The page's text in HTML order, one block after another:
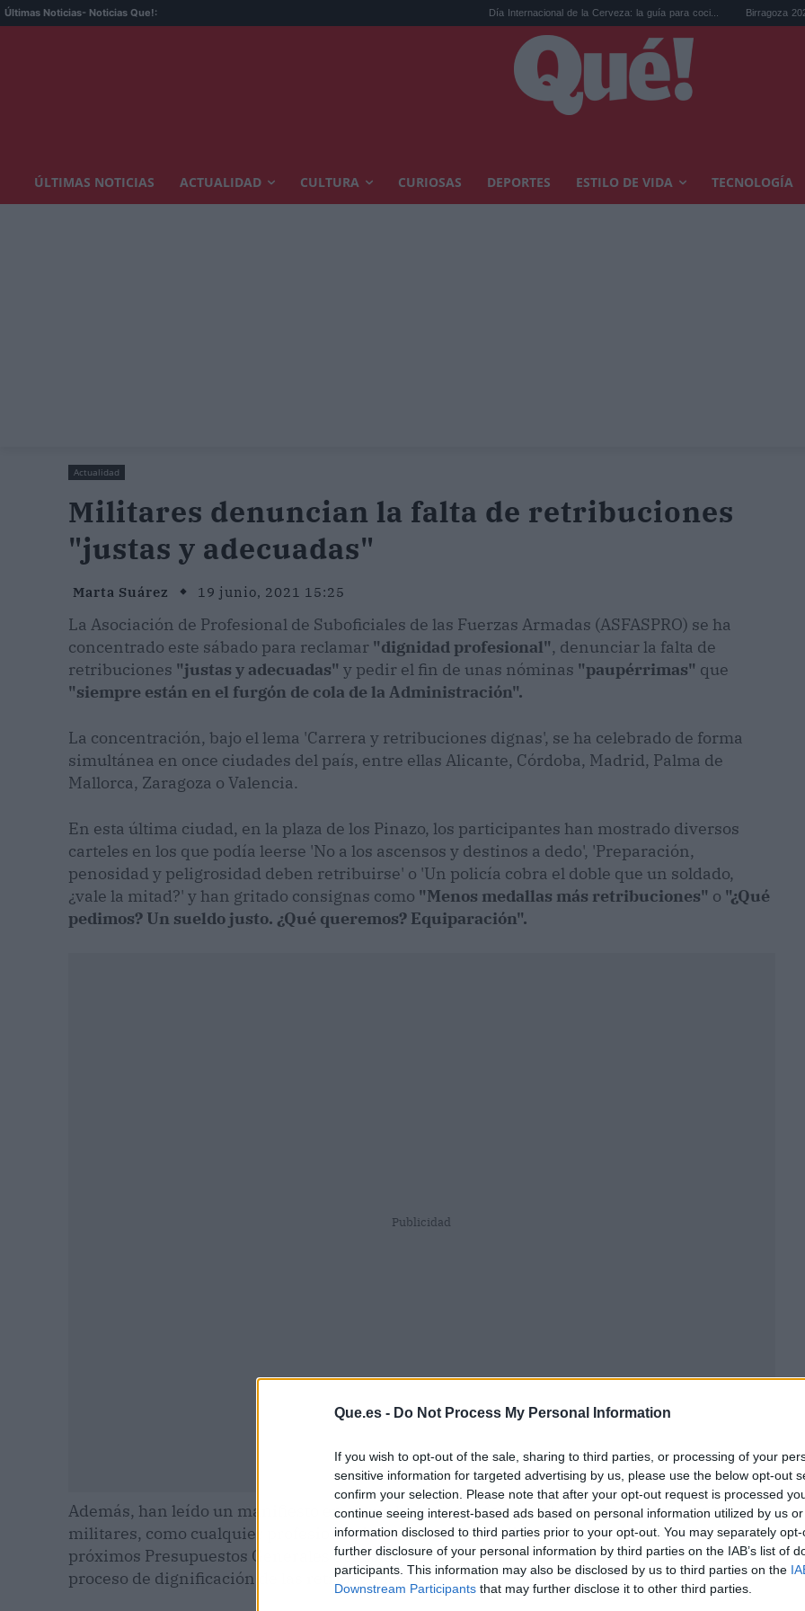
Que.es - Do Not Process My Personal Information
If you wish to opt-out of the sale, sharing to third parties, or processing of your
sensitive information for targeted advertising by us, please use the below opt-out
confirm your selection. Please note that after your opt-out request is processed
continue seeing interest-based ads based on personal information utilized by us
information disclosed to third parties prior to your opt-out. You may separately
further disclosure of your personal information by third parties on the IAB’s list of
participants. This information may also be disclosed by us to third parties on the
Downstream Participants that may further disclose it to other third parties.
Últimas Noticias- Noticias Que!: Día Internacional de la Cerveza: la guía para coci... Birragoza 2026: el
ÚLTIMAS NOTICIAS ACTUALIDAD CULTURA CURIOSAS DEPORTES ESTILO DE VIDA TECNOLOGÍA
Actualidad
Militares denuncian la falta de retribuciones
"justas y adecuadas"
Marta Suárez 19 junio, 2021 15:25
La Asociación de Profesional de Suboficiales de las Fuerzas Armadas (ASFASPRO) se ha
concentrado este sábado para reclamar "dignidad profesional", denunciar la falta de
retribuciones "justas y adecuadas" y pedir el fin de unas nóminas "paupérrimas" que
"siempre están en el furgón de cola de la Administración".
La concentración, bajo el lema 'Carrera y retribuciones dignas', se ha celebrado de forma
simultánea en once ciudades del país, entre ellas Alicante, Córdoba, Madrid, Palma de
Mallorca, Zaragoza o Valencia.
En esta última ciudad, en la plaza de los Pinazo, los participantes han mostrado diversos
carteles en los que podía leerse 'No a los ascensos y destinos a dedo', 'Preparación,
penosidad y peligrosidad deben retribuirse' o 'Un policía cobra el doble que un soldado,
¿vale la mitad?' y han gritado consignas como "Menos medallas más retribuciones" o "¿Qué
pedimos? Un sueldo justo. ¿Qué queremos? Equiparación".
Publicidad
Además, han leído un manifiesto en el que han resaltado que "el respeto que merecen los
militares, como cualquier profesional, incluye un salario digno" y han exigido que los
próximos Presupuestos Generales del Estado incluyan partidas económicas para "iniciar el
proceso de dignificación de las retribuciones militares".